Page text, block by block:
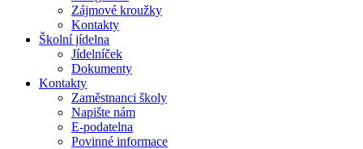
Zájmové kroužky
Kontakty
Školní jídelna
Jídelníček
Dokumenty
Kontakty
Zaměstnanci školy
Napište nám
E-podatelna
Povinné informace